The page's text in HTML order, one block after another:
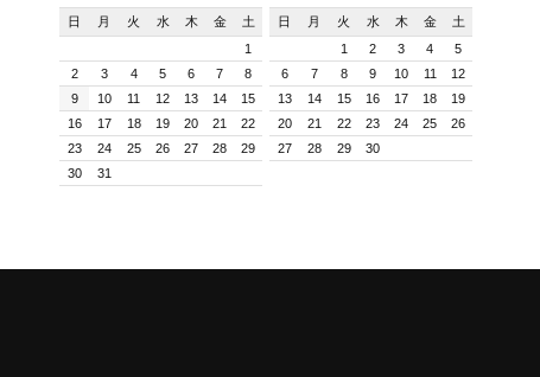
日 月 火 水 木 金
土
1
2
3 4 5 6 7
8
9
10 11 12 13 14
15
16
17 18 19 20 21
22
23
24 25 26 27 28
29
30
31
日 月 火 水 木 金
土
1
2 3 4
5
6
7 8 9 10 11
12
13
14 15 16 17 18
19
20
21 22 23 24 25
26
27
28 29 30